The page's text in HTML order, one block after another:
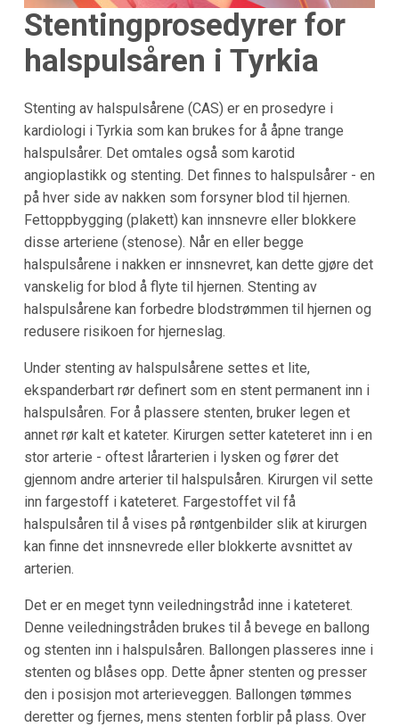
Stentingprosedyrer for
halspulsåren i Tyrkia
Stenting av halspulsårene (CAS) er en prosedyre i
kardiologi i Tyrkia som kan brukes for å åpne trange
halspulsårer. Det omtales også som karotid
angioplastikk og stenting. Det finnes to halspulsårer - en
på hver side av nakken som forsyner blod til hjernen.
Fettoppbygging (plakett) kan innsnevre eller blokkere
disse arteriene (stenose). Når en eller begge
halspulsårene i nakken er innsnevret, kan dette gjøre det
vanskelig for blod å flyte til hjernen. Stenting av
halspulsårene kan forbedre blodstrømmen til hjernen og
redusere risikoen for hjerneslag.
Under stenting av halspulsårene settes et lite,
ekspanderbart rør definert som en stent permanent inn i
halspulsåren. For å plassere stenten, bruker legen et
annet rør kalt et kateter. Kirurgen setter kateteret inn i en
stor arterie - oftest lårarterien i lysken og fører det
gjennom andre arterier til halspulsåren. Kirurgen vil sette
inn fargestoff i kateteret. Fargestoffet vil få
halspulsåren til å vises på røntgenbilder slik at kirurgen
kan finne det innsnevrede eller blokkerte avsnittet av
arterien.
Det er en meget tynn veiledningstråd inne i kateteret.
Denne veiledningstråden brukes til å bevege en ballong
og stenten inn i halspulsåren. Ballongen plasseres inne i
stenten og blåses opp. Dette åpner stenten og presser
den i posisjon mot arterieveggen. Ballongen tømmes
deretter og fjernes, mens stenten forblir på plass. Over